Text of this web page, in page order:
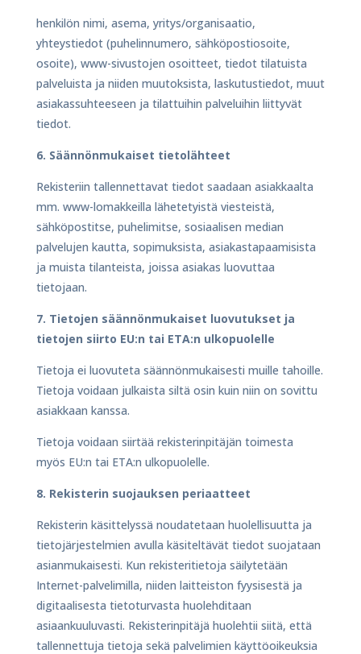
henkilön nimi, asema, yritys/organisaatio,
yhteystiedot (puhelinnumero, sähköpostiosoite,
osoite), www-sivustojen osoitteet, tiedot tilatuista
palveluista ja niiden muutoksista, laskutustiedot, muut
asiakassuhteeseen ja tilattuihin palveluihin liittyvät
tiedot.
6. Säännönmukaiset tietolähteet
Rekisteriin tallennettavat tiedot saadaan asiakkaalta
mm. www-lomakkeilla lähetetyistä viesteistä,
sähköpostitse, puhelimitse, sosiaalisen median
palvelujen kautta, sopimuksista, asiakastapaamisista
ja muista tilanteista, joissa asiakas luovuttaa
tietojaan.
7. Tietojen säännönmukaiset luovutukset ja
tietojen siirto EU:n tai ETA:n ulkopuolelle
Tietoja ei luovuteta säännönmukaisesti muille tahoille.
Tietoja voidaan julkaista siltä osin kuin niin on sovittu
asiakkaan kanssa.
Tietoja voidaan siirtää rekisterinpitäjän toimesta
myös EU:n tai ETA:n ulkopuolelle.
8. Rekisterin suojauksen periaatteet
Rekisterin käsittelyssä noudatetaan huolellisuutta ja
tietojärjestelmien avulla käsiteltävät tiedot suojataan
asianmukaisesti. Kun rekisteritietoja säilytetään
Internet-palvelimilla, niiden laitteiston fyysisestä ja
digitaalisesta tietoturvasta huolehditaan
asiaankuuluvasti. Rekisterinpitäjä huolehtii siitä, että
tallennettuja tietoja sekä palvelimien käyttöoikeuksia